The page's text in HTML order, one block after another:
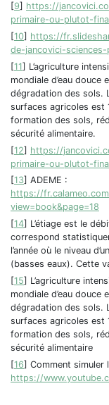
[9] https://
primaire-ou-plutot-
[10] https://
de-jancovici-
[11] L’agriculture
mondiale d’eau douce
dégradation des sols.
surfaces agricoles est
formation des sols,
sécurité alimentaire.
[12] https://
primaire-ou-plutot-
[13] ADEME :
https://
view=book&page=18
[14] L’étiage est le
correspond
l’année où le niveau
(basses eaux). Cette
[15] L’agriculture
mondiale d’eau douce
dégradation des sols.
surfaces agricoles est
formation des sols,
sécurité alimentaire
[16] Comment simuler
https://